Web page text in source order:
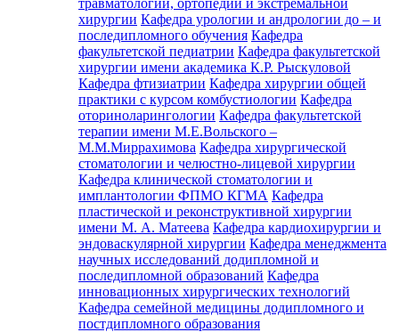
травматологии, ортопедии и экстремальной
хирургии Кафедра урологии и андрологии до – и
последипломного обучения Кафедра
факультетской педиатрии Кафедра факультетской
хирургии имени академика К.Р. Рыскуловой
Кафедра фтизиатрии Кафедра хирургии общей
практики с курсом комбустиологии Кафедра
оториноларингологии Кафедра факультетской
терапии имени М.Е.Вольского –
М.М.Миррахимова Кафедра хирургической
стоматологии и челюстно-лицевой хирургии
Кафедра клинической стоматологии и
имплантологии ФПМО КГМА Кафедра
пластической и реконструктивной хирургии
имени М. А. Матеева Кафедра кардиохирургии и
эндоваскулярной хирургии Кафедра менеджмента
научных исследований додипломной и
последипломной образований Кафедра
инновационных хирургических технологий
Кафедра семейной медицины додипломного и
постдипломного образования